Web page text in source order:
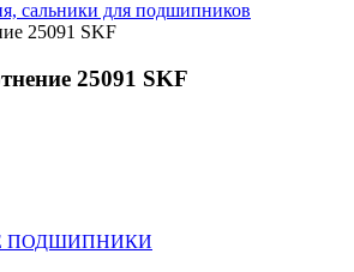
сальники для подшипников
25091 SKF
25091 SKF
ПОДШИПНИКИ